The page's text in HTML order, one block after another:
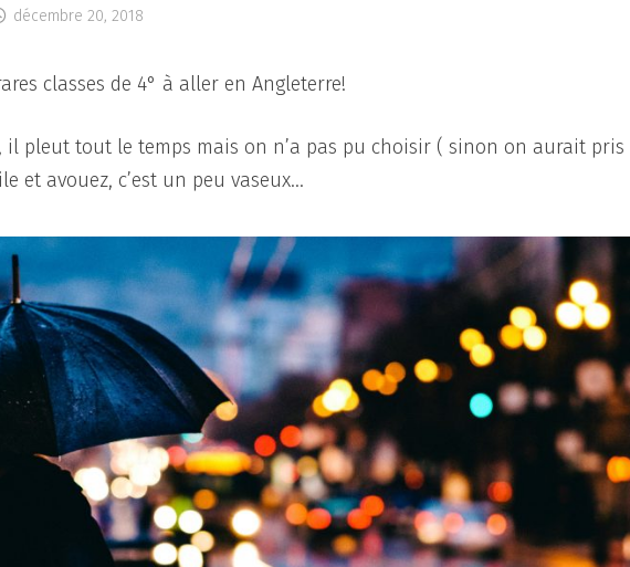
décembre 20, 2018
classes de 4° à aller en Angleterre!
il pleut tout le temps mais on n’a pas pu choisir ( sinon on aurait pris
et avouez, c’est un peu vaseux…